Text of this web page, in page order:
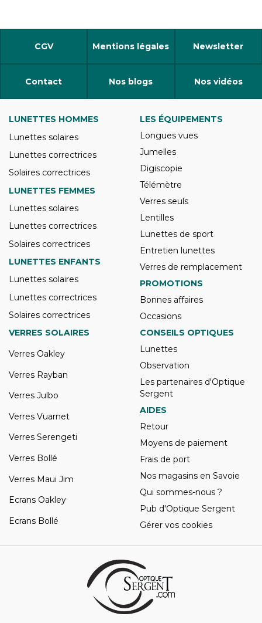
CGV Mentions légales Newsletter
Contact Nos blogs Nos vidéos
LUNETTES HOMMES
Lunettes solaires
Lunettes correctrices
Solaires correctrices
LUNETTES FEMMES
Lunettes solaires
Lunettes correctrices
Solaires correctrices
LUNETTES ENFANTS
Lunettes solaires
Lunettes correctrices
Solaires correctrices
LES ÉQUIPEMENTS
Longues vues
Jumelles
Digiscopie
Télémètre
Verres seuls
Lentilles
Lunettes de sport
Entretien lunettes
Verres de remplacement
PROMOTIONS
Bonnes affaires
Occasions
VERRES SOLAIRES
Verres Oakley
Verres Rayban
Verres Julbo
Verres Vuarnet
Verres Serengeti
Verres Bollé
Verres Maui Jim
Ecrans Oakley
Ecrans Bollé
CONSEILS OPTIQUES
Lunettes
Observation
Les partenaires d'Optique
Sergent
AIDES
Retour
Moyens de paiement
Frais de port
Nos magasins en Savoie
Qui sommes-nous ?
Pub d'Optique Sergent
Gérer vos cookies